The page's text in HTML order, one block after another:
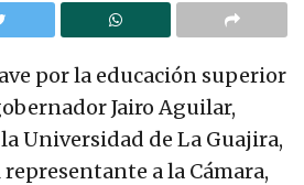
por la educación superior
Jairo Aguilar,
Universidad de La Guajira,
representante a la Cámara,